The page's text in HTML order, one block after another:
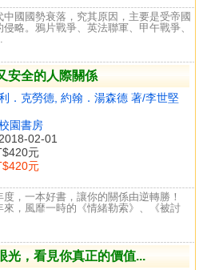
中國國勢衰落，究其原因，主要是受帝國
侵略。鴉片戰爭、英法聯軍、甲午戰爭、
安全的人際關係
．克勞德, 約翰．湯森德 著/李世堅
園書房
02-01
元
元
度，一本好書，讓你的關係由逆轉勝！
風靡一時的《情緒勒索》、《被討
光，看見你真正的價值...